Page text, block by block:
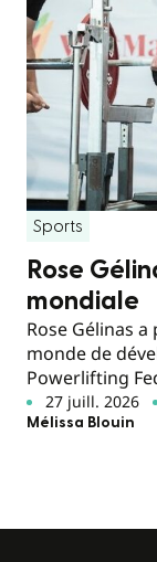
Sports
Rose
mondiale
Rose Gélinas
monde de
Powerlifting
27 juill. 2026
Mélissa Blouin